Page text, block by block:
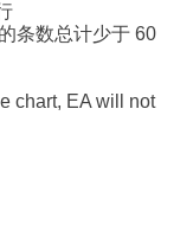
条数总计少于 60
chart, EA will not